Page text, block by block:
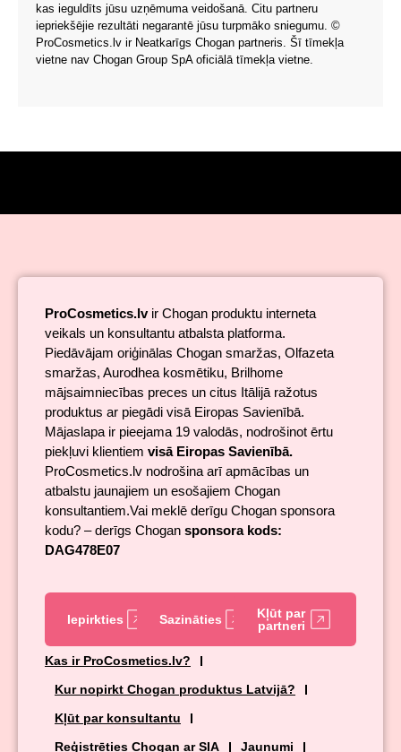
kas ieguldīts jūsu uzņēmuma veidošanā. Citu partneru
iepriekšējie rezultāti negarantē jūsu turpmāko sniegumu. ©
ProCosmetics.lv ir Neatkarīgs Chogan partneris. Šī tīmekļa
vietne nav Chogan Group SpA oficiālā tīmekļa vietne.
ProCosmetics.lvir Chogan produktu interneta
veikals un konsultantu atbalsta platforma.
Piedāvājam oriģinālas Chogan smaržas, Olfazeta
smaržas, Aurodhea kosmētiku, Brilhome
mājsaimniecības preces un citus Itālijā ražotus
produktus ar piegādi visā Eiropas Savienībā.
Mājaslapa ir pieejama 19 valodās, nodrošinot ērtu
piekļuvi klientiem visā Eiropas Savienībā.
ProCosmetics.lv nodrošina arī apmācības un
atbalstu jaunajiem un esošajiem Chogan
konsultantiem.Vai meklē derīgu Chogan sponsora
kodu? – derīgs Chogan sponsora kods:
DAG478E07
Iepirkties Sazināties
Kļūt par
partneri
Kas ir ProCosmetics.lv?
Kur nopirkt Chogan produktus Latvijā?
Kļūt par konsultantu
Reģistrēties Chogan ar SIA
Jaunumi